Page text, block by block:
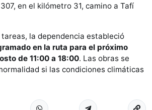
en el kilómetro 31, camino a Tafí
la dependencia estableció
en la ruta para el próximo
de 11:00 a 18:00. Las obras se
si las condiciones climáticas